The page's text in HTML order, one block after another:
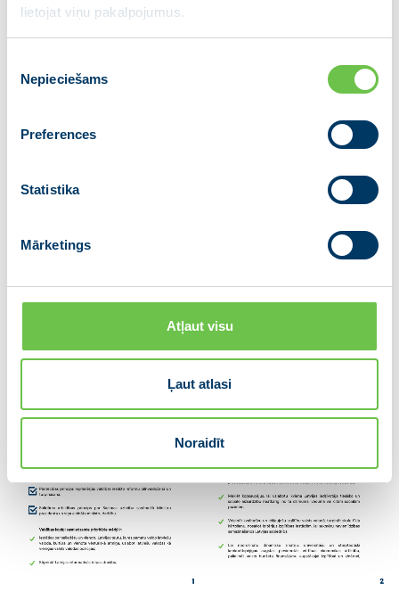
lietojat viņu pakalpojumus.
izvēle
Nepieciešams
Preferences
Statistika
Mārketings
Atļaut visu
Ļaut atlasi
Noraidīt
Lejupielādē šeit:
14. Saeimā ievēlēto partiju